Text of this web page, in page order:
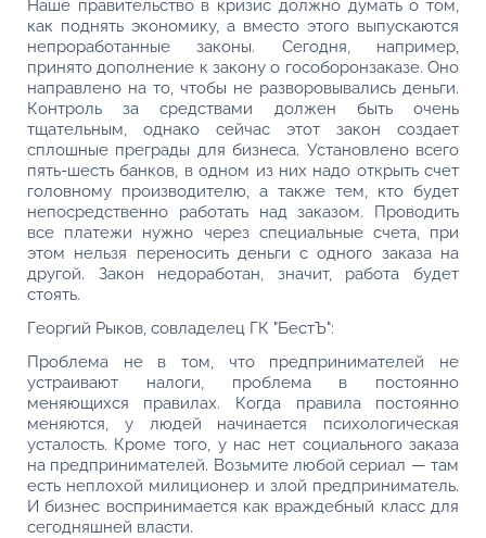
Наше правительство в кризис должно думать о том,
как поднять экономику, а вместо этого выпускаются
непроработанные законы. Сегодня, например,
принято дополнение к закону о гособоронзаказе. Оно
направлено на то, чтобы не разворовывались деньги.
Контроль за средствами должен быть очень
тщательным, однако сейчас этот закон создает
сплошные преграды для бизнеса. Установлено всего
пять-шесть банков, в одном из них надо открыть счет
головному производителю, а также тем, кто будет
непосредственно работать над заказом. Проводить
все платежи нужно через специальные счета, при
этом нельзя переносить деньги с одного заказа на
другой. Закон недоработан, значит, работа будет
стоять.
Георгий Рыков, совладелец ГК "БестЪ":
Проблема не в том, что предпринимателей не
устраивают налоги, проблема в постоянно
меняющихся правилах. Когда правила постоянно
меняются, у людей начинается психологическая
усталость. Кроме того, у нас нет социального заказа
на предпринимателей. Возьмите любой сериал — там
есть неплохой милиционер и злой предприниматель.
И бизнес воспринимается как враждебный класс для
сегодняшней власти.